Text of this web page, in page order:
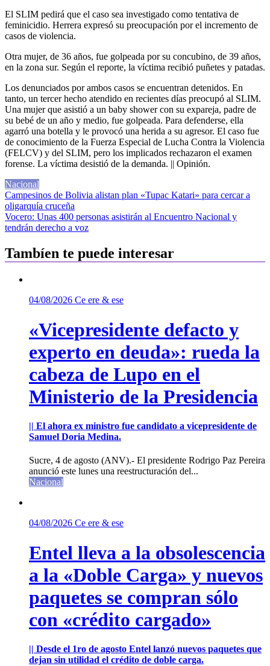
El SLIM pedirá que el caso sea investigado como tentativa de
feminicidio. Herrera expresó su preocupación por el incremento de
casos de violencia.
Otra mujer, de 36 años, fue golpeada por su concubino, de 39 años,
en la zona sur. Según el reporte, la víctima recibió puñetes y patadas.
Los denunciados por ambos casos se encuentran detenidos. En
tanto, un tercer hecho atendido en recientes días preocupó al SLIM.
Una mujer que asistió a un baby shower con su expareja, padre de
su bebé de un año y medio, fue golpeada. Para defenderse, ella
agarró una botella y le provocó una herida a su agresor. El caso fue
de conocimiento de la Fuerza Especial de Lucha Contra la Violencia
(FELCV) y del SLIM, pero los implicados rechazaron el examen
forense. La víctima desistió de la demanda. || Opinión.
Nacional
Navegación
de
entradas
Campesinos de Bolivia alistan plan «Tupac Katari» para cercar a
oligarquía cruceña
Vocero: Unas 400 personas asistirán al Encuentro Nacional y
tendrán derecho a voz
Tambíen te puede interesar
04/08/2026 Ce ere & ese
«Vicepresidente defacto y
experto en deuda»: rueda la
cabeza de Lupo en el
Ministerio de la Presidencia
|| El ahora ex ministro fue candidato a vicepresidente de
Samuel Doria Medina.
Sucre, 4 de agosto (ANV).- El presidente Rodrigo Paz Pereira
anunció este lunes una reestructuración del...
Nacional
04/08/2026 Ce ere & ese
Entel lleva a la obsolescencia
a la «Doble Carga» y nuevos
paquetes se compran sólo
con «crédito cargado»
|| Desde el 1ro de agosto Entel lanzó nuevos paquetes que
dejan sin utilidad el crédito de doble carga.